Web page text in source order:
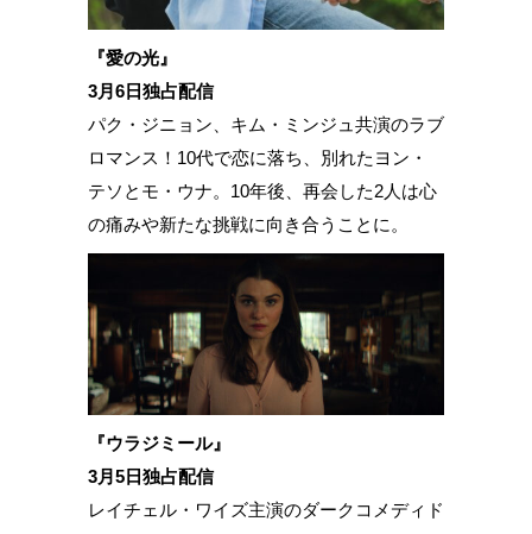
『愛の光』
3月6日独占配信
パク・ジニョン、キム・ミンジュ共演のラブ
ロマンス！10代で恋に落ち、別れたヨン・
テソとモ・ウナ。10年後、再会した2人は心
の痛みや新たな挑戦に向き合うことに。
『ウラジミール』
3月5日独占配信
レイチェル・ワイズ主演のダークコメディド